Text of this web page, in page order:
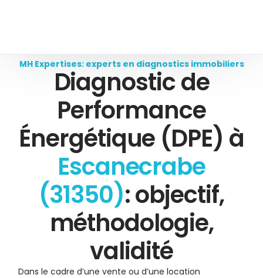
MH Expertises: experts en diagnostics immobiliers
Diagnostic de
Performance
Énergétique (DPE) à
Escanecrabe
(31350): objectif,
méthodologie,
validité
Dans le cadre d’une vente ou d’une location